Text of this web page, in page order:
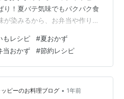
り！夏バテ気味でもパクパク食
が染みるから、お弁当や作り置
じ2 醤油：大さじ1と1/2 砂
じ1 水：150ml サラダ油：少々
いもは一口大に切って、水に
にサラダ油をひき、じゃがい
酢・醤油・砂糖・…
もレシピ #夏おかず
当おかず #節約レシピ
ピーのお料理ブログ • 1年前